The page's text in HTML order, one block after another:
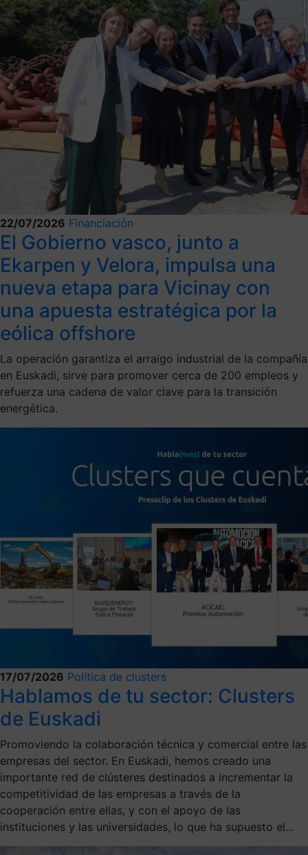
22/07/2026 Financiación
El Gobierno vasco, junto a
Ekarpen y Velora, impulsa una
nueva etapa para Vicinay con
una apuesta estratégica por la
eólica offshore
La operación garantiza el arraigo industrial de la compañía
en Euskadi, sirve para promover cerca de 200 empleos y
refuerza una cadena de valor clave para la transición
energética.
17/07/2026 Política de clusters
Hablamos de tu sector: Clusters
de Euskadi
Promoviendo la colaboración técnica y comercial entre las
empresas del sector. En Euskadi, hemos creado una
importante red de clústeres destinados a incrementar la
competitividad de las empresas a través de la
cooperación entre ellas, y con el apoyo de las
instituciones y las universidades, lo que ha supuesto el...